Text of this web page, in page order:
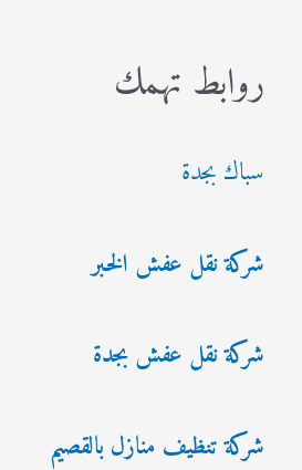
روابط تهمك
سباك بجدة
شركة نقل عفش الخبر
شركة نقل عفش بجدة
شركة تنظيف منازل بالقصيم